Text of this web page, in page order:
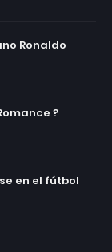
Ronaldo
?
en el fútbol